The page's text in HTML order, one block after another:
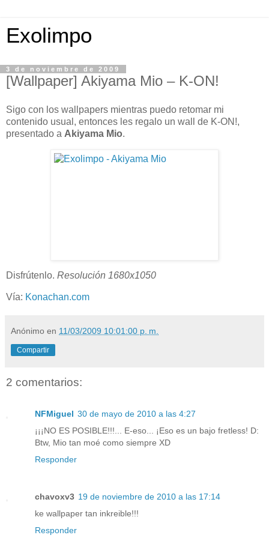
Exolimpo
3 de noviembre de 2009
[Wallpaper] Akiyama Mio – K-ON!
Sigo con los wallpapers mientras puedo retomar mi
contenido usual, entonces les regalo un wall de K-ON!,
presentado a Akiyama Mio.
Disfrútenlo. Resolución 1680x1050
Vía: Konachan.com
Anónimo en 11/03/2009 10:01:00 p. m.
Compartir
2 comentarios:
NFMiguel 30 de mayo de 2010 a las 4:27
¡¡¡NO ES POSIBLE!!!... E-eso... ¡Eso es un bajo fretless! D:
Btw, Mio tan moé como siempre XD
Responder
chavoxv3 19 de noviembre de 2010 a las 17:14
ke wallpaper tan inkreible!!!
Responder